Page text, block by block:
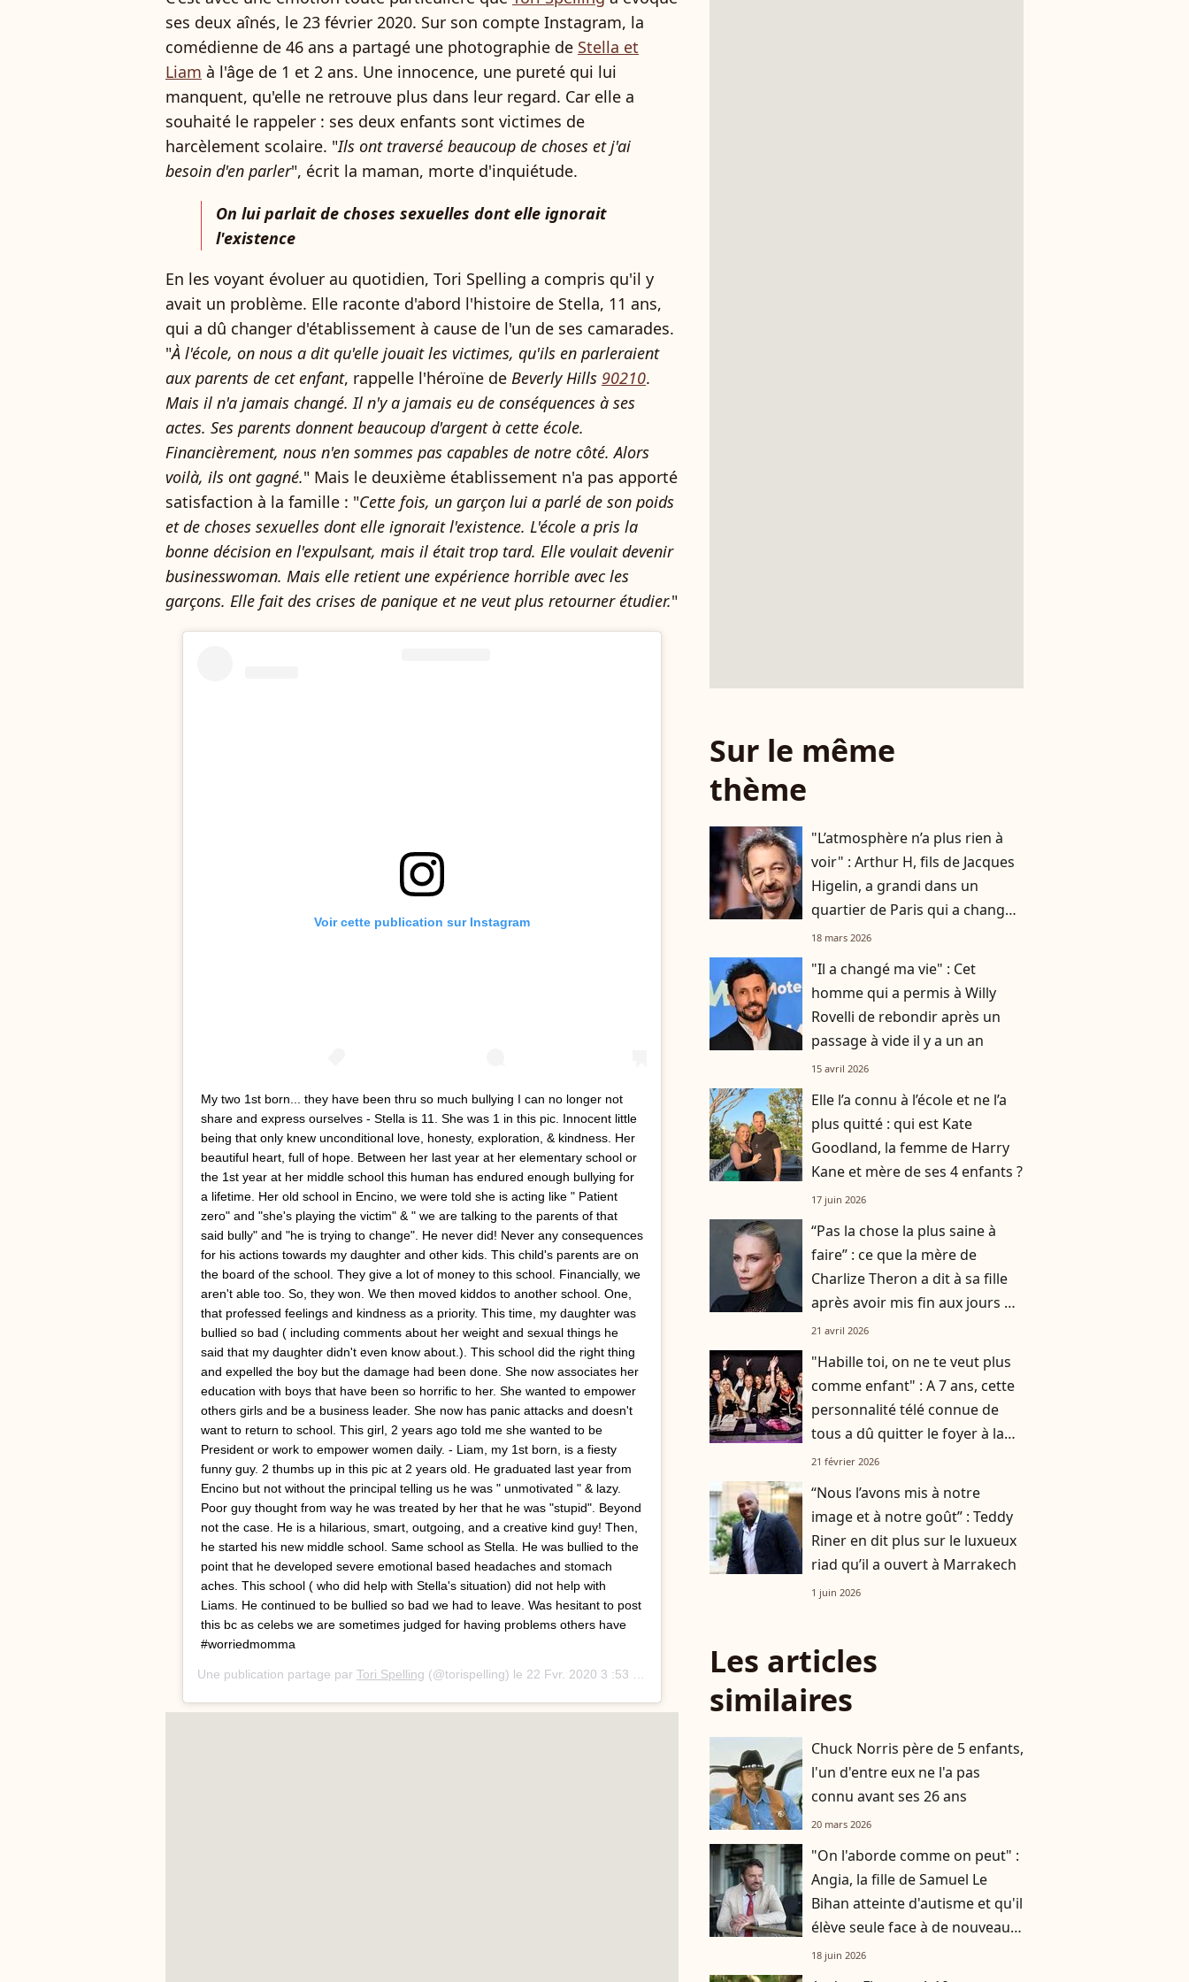
ses deux aînés, le 23 février 2020. Sur son compte Instagram, la
comédienne de 46 ans a partagé une photographie de Stella et
Liam à l'âge de 1 et 2 ans. Une innocence, une pureté qui lui
manquent, qu'elle ne retrouve plus dans leur regard. Car elle a
souhaité le rappeler : ses deux enfants sont victimes de
harcèlement scolaire. "Ils ont traversé beaucoup de choses et j'ai
besoin d'en parler", écrit la maman, morte d'inquiétude.
On lui parlait de choses sexuelles dont elle ignorait
l'existence
En les voyant évoluer au quotidien, Tori Spelling a compris qu'il y
avait un problème. Elle raconte d'abord l'histoire de Stella, 11 ans,
qui a dû changer d'établissement à cause de l'un de ses camarades.
"À l'école, on nous a dit qu'elle jouait les victimes, qu'ils en parleraient
aux parents de cet enfant, rappelle l'héroïne de Beverly Hills 90210.
Mais il n'a jamais changé. Il n'y a jamais eu de conséquences à ses
actes. Ses parents donnent beaucoup d'argent à cette école.
Financièrement, nous n'en sommes pas capables de notre côté. Alors
voilà, ils ont gagné." Mais le deuxième établissement n'a pas apporté
satisfaction à la famille : "Cette fois, un garçon lui a parlé de son poids
et de choses sexuelles dont elle ignorait l'existence. L'école a pris la
bonne décision en l'expulsant, mais il était trop tard. Elle voulait devenir
businesswoman. Mais elle retient une expérience horrible avec les
garçons. Elle fait des crises de panique et ne veut plus retourner étudier."
Voir cette publication sur Instagram
My two 1st born... they have been thru so much bullying I can no longer not
share and express ourselves - Stella is 11. She was 1 in this pic. Innocent little
being that only knew unconditional love, honesty, exploration, & kindness. Her
beautiful heart, full of hope. Between her last year at her elementary school or
the 1st year at her middle school this human has endured enough bullying for
a lifetime. Her old school in Encino, we were told she is acting like " Patient
zero" and "she's playing the victim" & " we are talking to the parents of that
said bully" and "he is trying to change". He never did! Never any consequences
for his actions towards my daughter and other kids. This child's parents are on
the board of the school. They give a lot of money to this school. Financially, we
aren't able too. So, they won. We then moved kiddos to another school. One,
that professed feelings and kindness as a priority. This time, my daughter was
bullied so bad ( including comments about her weight and sexual things he
said that my daughter didn't even know about.). This school did the right thing
and expelled the boy but the damage had been done. She now associates her
education with boys that have been so horrific to her. She wanted to empower
others girls and be a business leader. She now has panic attacks and doesn't
want to return to school. This girl, 2 years ago told me she wanted to be
President or work to empower women daily. - Liam, my 1st born, is a fiesty
funny guy. 2 thumbs up in this pic at 2 years old. He graduated last year from
Encino but not without the principal telling us he was " unmotivated " & lazy.
Poor guy thought from way he was treated by her that he was "stupid". Beyond
not the case. He is a hilarious, smart, outgoing, and a creative kind guy! Then,
he started his new middle school. Same school as Stella. He was bullied to the
point that he developed severe emotional based headaches and stomach
aches. This school ( who did help with Stella's situation) did not help with
Liams. He continued to be bullied so bad we had to leave. Was hesitant to post
this bc as celebs we are sometimes judged for having problems others have
#worriedmomma
Une publication partage par Tori Spelling (@torispelling) le 22 Fvr. 2020 3 :53 PST
Sur le même
thème
"L’atmosphère n’a plus rien à
voir" : Arthur H, fils de Jacques
Higelin, a grandi dans un
quartier de Paris qui a changé
du tout au tout
18 mars 2026
"Il a changé ma vie" : Cet
homme qui a permis à Willy
Rovelli de rebondir après un
passage à vide il y a un an
15 avril 2026
Elle l’a connu à l’école et ne l’a
plus quitté : qui est Kate
Goodland, la femme de Harry
Kane et mère de ses 4 enfants ?
17 juin 2026
“Pas la chose la plus saine à
faire” : ce que la mère de
Charlize Theron a dit à sa fille
après avoir mis fin aux jours de
son père
21 avril 2026
"Habille toi, on ne te veut plus
comme enfant" : A 7 ans, cette
personnalité télé connue de
tous a dû quitter le foyer à la
demande de ses parents
21 février 2026
“Nous l’avons mis à notre
image et à notre goût” : Teddy
Riner en dit plus sur le luxueux
riad qu’il a ouvert à Marrakech
1 juin 2026
Les articles
similaires
Chuck Norris père de 5 enfants,
l'un d'entre eux ne l'a pas
connu avant ses 26 ans
20 mars 2026
"On l'aborde comme on peut" :
Angia, la fille de Samuel Le
Bihan atteinte d'autisme et qu'il
élève seule face à de nouveaux
défis
18 juin 2026